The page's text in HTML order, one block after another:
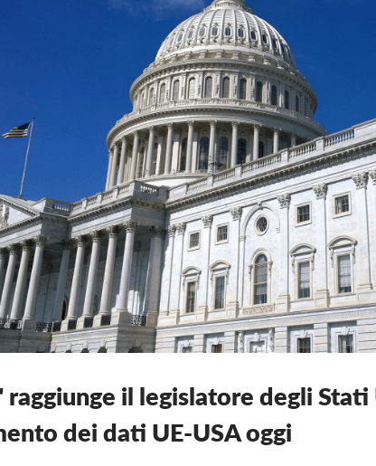
raggiunge il legislatore degli
dei dati UE-USA oggi